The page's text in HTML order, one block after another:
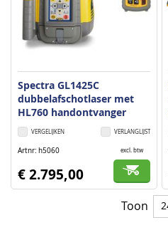
Spectra GL1425C
dubbelafschotlaser met
HL760 handontvanger
VERLANGLIJST
VERGELIJKEN
Artnr h5060 excl. btw
€ 2.795,00
Toon